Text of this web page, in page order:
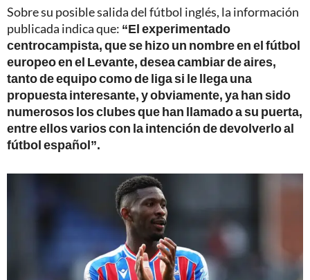
Sobre su posible salida del fútbol inglés, la información
publicada indica que: “El experimentado
centrocampista, que se hizo un nombre en el fútbol
europeo en el Levante, desea cambiar de aires,
tanto de equipo como de liga si le llega una
propuesta interesante, y obviamente, ya han sido
numerosos los clubes que han llamado a su puerta,
entre ellos varios con la intención de devolverlo al
fútbol español”.